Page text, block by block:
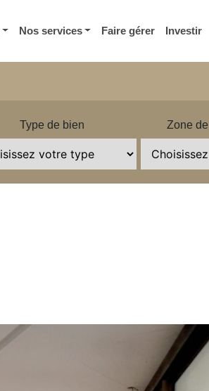
Nos services Faire gérer Investir
Type de bien Zone